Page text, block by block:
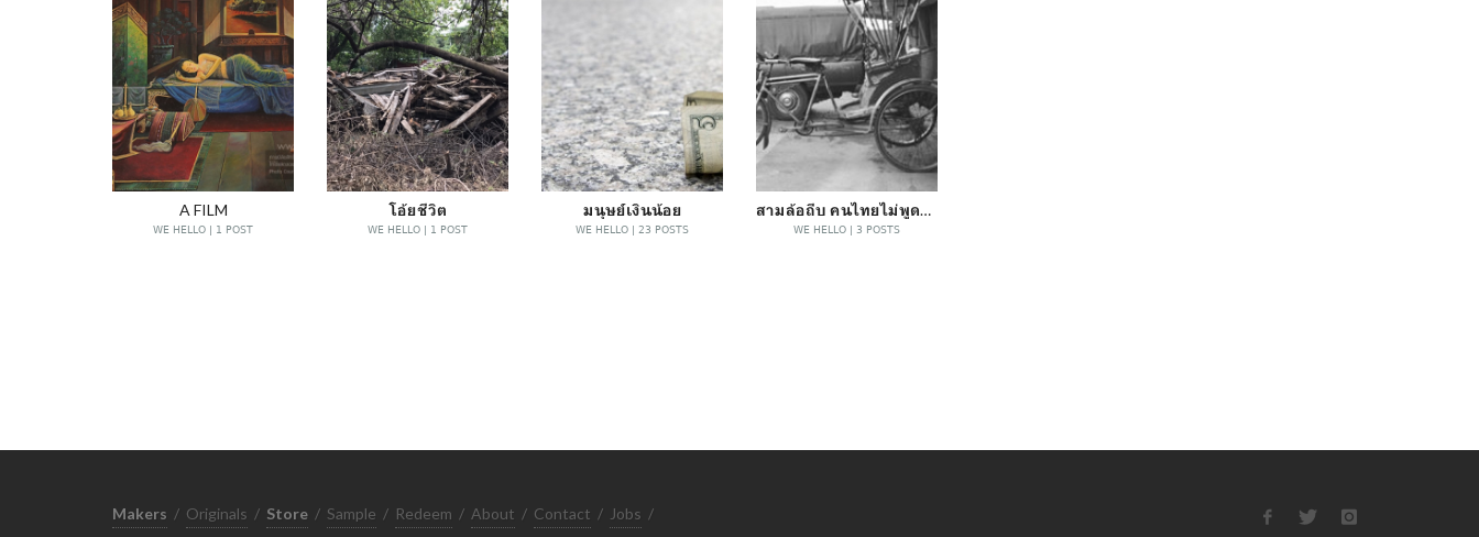
A FILM
WE HELLO | 1 POST
โอ้ยชีวิต
WE HELLO | 1 POST
มนุษย์เงินน้อย
WE HELLO | 23 POSTS
สามล้อถีบ คนไทยไม่พูดถึง
WE HELLO | 3 POSTS
Makers / Originals / Store / Sample / Redeem / About / Contact / Jobs /